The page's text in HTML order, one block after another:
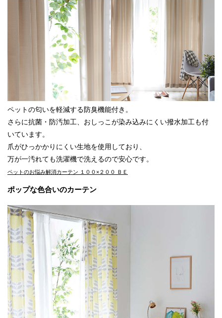
ペットの匂いを軽減する防臭機能付き。
さらに抗菌・防汚加工、おしっこが染み込みにくい撥水加工も付
いています。
爪がひっかかりにくい生地を使用しており、
万が一汚れても洗濯機で洗えるので安心です。
ペットのお悩み解消カーテン １００×２００ ＢＥ
ポップな色合いのカーテン